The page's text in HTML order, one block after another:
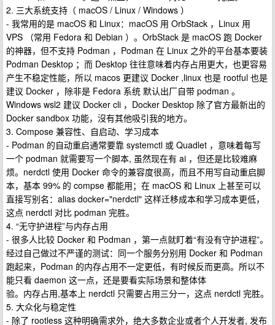
2. 三大系统支持（ macOS / Linux / Windows ）
- 我常用的是 macOS 和 Linux：macOS 用 OrbStack ，Linux 用
VPS （常用 Fedora 和 Debian ）。OrbStack 是 macOS 跑 Docker
的神器，但不支持 Podman ，Podman 在 Linux 之外的平台基本要装
Podman Desktop ；而 Desktop 往往意味着内存占用更大，也更容易
产生不稳定性能，所以 macos 更建议 Docker ,linux 也是 rootful 也是
建议 Docker ，除非是 Fedora 系统 默认出厂自带 podman 。
Windows wsl2 建议 Docker cli ，Docker Desktop 除了官方最新出的
Docker sandbox 功能，沒有其他吸引我的地方。
3. Compose 兼容性、自启动、学习成本
- Podman 的自动重启通常要靠 systemctl 或 Quadlet ，意味着每写
一个 podman 就需要写一个脚本, 虽然现在有 ai ，但还是比较难麻
烦。nerdctl 使用 Docker 命令的兼容度很高，而且不用写自动重启脚
本，基本 99% 的 compse 都能用；在 macOS 和 Linux 上甚至可以
直接写别名：alias docker="nerdctl" 这样迁移成本和学习成本更低，
这点 nerdctl 对比 podman 完胜。
4. “无守护进程”与内存占用
- 很多人比较 Docker 和 Podman ，第一点就盯着“有没有守护进程”。
经过自己做过不严谨的测试：同一个服务分别用 Docker 和 Podman
跑起来，Podman 的内存占用不一定更低，有时候反而更高。所以不
能只看 daemon 这一点，还是要看实际场景和整体体
验。内存占用,基本上 nerdctl 只需要占用三分一，这点 nerdctl 完胜。
5. 大众化与稳定性
- 除了 rootless 这种明确需求外，绝大多数企业或者个人开发者, 发布